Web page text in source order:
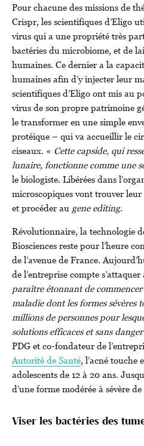
Pour chacune des missions de
Crispr, les scientifiques d’Eligo
virus qui a une propriété très
bactéries du microbiome, et de
humaines. Ce dernier a la
humaines afin d’y injecter leur
scientifiques d’Eligo ont mis au
virus de son propre patrimoine
le transformer en une simple
protéique – qui va accueillir le
ciseaux. « Cette capside, qui
lunaire, fonctionne comme une
le biologiste. Libérées dans
microscopiques vont trouver
et procéder au gene editing.
Révolutionnaire, la technologie
Biosciences reste pour l’heure
de l’avenue de France.
de l’entreprise compte s’attaquer
paraître étonnant de commencer
maladie dont les formes sévères
millions de personnes pour
solutions efficaces et sans danger
PDG et co-fondateur de
Autorité de Santé, l’acné touche
adolescents de 12 à 20 ans.
d’une forme modérée à sévère
Viser les bactéries des